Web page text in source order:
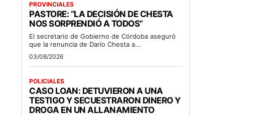
PROVINCIALES
PASTORE: “LA DECISIÓN DE CHESTA
NOS SORPRENDIÓ A TODOS”
El secretario de Gobierno de Córdoba aseguró
que la renuncia de Darío Chesta a...
03/08/2026
POLICIALES
CASO LOAN: DETUVIERON A UNA
TESTIGO Y SECUESTRARON DINERO Y
DROGA EN UN ALLANAMIENTO